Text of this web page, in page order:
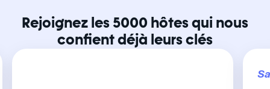
Rejoignez les 5000 hôtes qui nous
confient déjà leurs clés